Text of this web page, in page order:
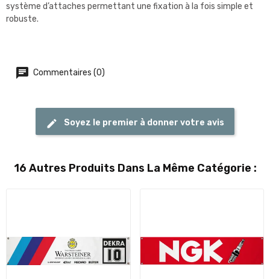
système d’attaches permettant une fixation à la fois simple et
robuste.
Commentaires (0)
Soyez le premier à donner votre avis
16 Autres Produits Dans La Même Catégorie :